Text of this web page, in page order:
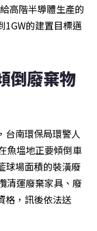
高階半導體生產的
1GW的建置目標邁
倒廢棄物
台南環保局環警人
魚塭地正要傾倒車
球場面積的裝潢廢
清運廢棄家具、廢
格，訊後依法送